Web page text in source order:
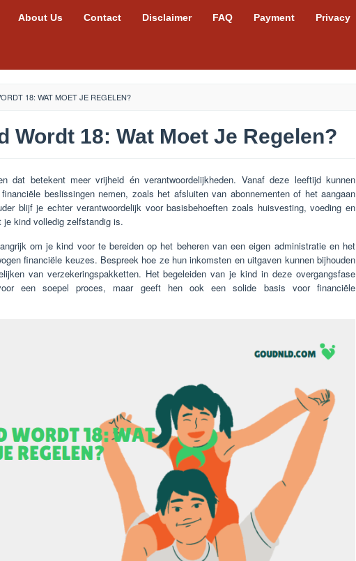
About Us Contact Disclaimer FAQ Payment Privacy
18: WAT MOET JE REGELEN?
Wordt 18: Wat Moet Je Regelen?
dat betekent meer vrijheid én verantwoordelijkheden. Vanaf deze leeftijd kunnen
beslissingen nemen, zoals het afsluiten van abonnementen of het aangaan
blijf je echter verantwoordelijk voor basisbehoeften zoals huisvesting, voeding en
je kind volledig zelfstandig is.
om je kind voor te bereiden op het beheren van een eigen administratie en het
financiële keuzes. Bespreek hoe ze hun inkomsten en uitgaven kunnen bijhouden
van verzekeringspakketten. Het begeleiden van je kind in deze overgangsfase
een soepel proces, maar geeft hen ook een solide basis voor financiële